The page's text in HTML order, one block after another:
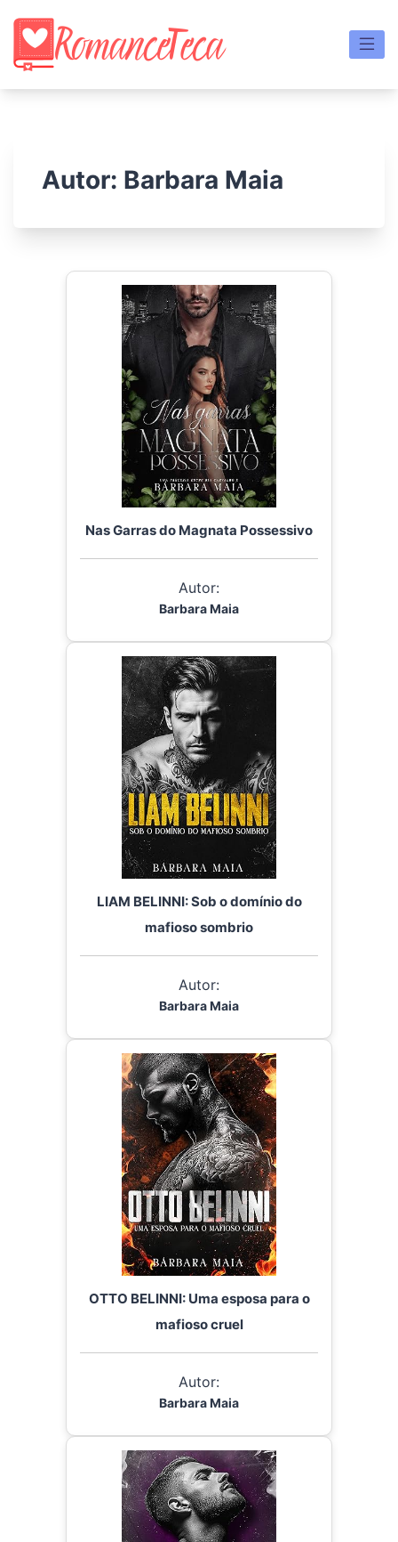
content
Autor: Barbara Maia
Nas Garras do Magnata Possessivo
Autor:
Barbara Maia
LIAM BELINNI: Sob o domínio do
mafioso sombrio
Autor:
Barbara Maia
OTTO BELINNI: Uma esposa para o
mafioso cruel
Autor:
Barbara Maia